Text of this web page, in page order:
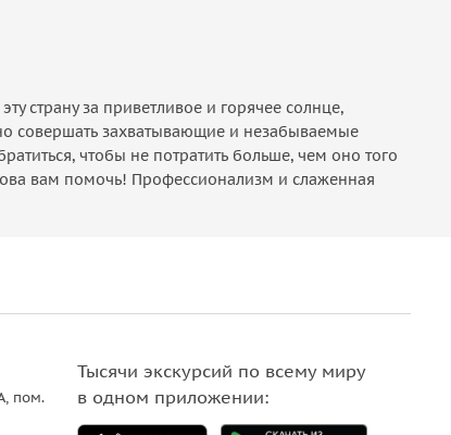
страну за приветливое и горячее солнце,
совершать захватывающие и незабываемые
чтобы не потратить больше, чем оно того
вам помочь! Профессионализм и слаженная
пом.
Тысячи экскурсий по всему миру
в одном приложении: